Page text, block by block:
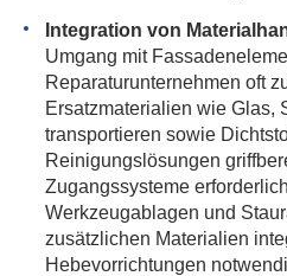
Integration von
Umgang mit
Reparaturunternehmen oft
Ersatzmaterialien wie Glas,
transportieren sowie
Reinigungslösungen
Zugangssysteme
Werkzeugablagen und
zusätzlichen Materialien
Hebevorrichtungen